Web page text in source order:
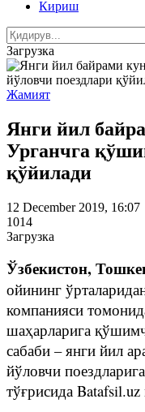
Кириш
Загрузка
Жамият
Янги йил
Урганчга
қўйилади
12 December 2019, 16:07
1014
Загрузка
Ўзбекистон,
ойининг
компанияси
шаҳарларига
сабаби – янги йил
йўловчи
тўғрисида